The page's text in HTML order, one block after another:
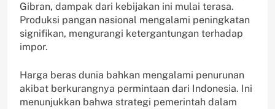
Gibran, dampak dari kebijakan ini mulai terasa.
Produksi pangan nasional mengalami peningkatan
signifikan, mengurangi ketergantungan terhadap
impor.
Harga beras dunia bahkan mengalami penurunan
akibat berkurangnya permintaan dari Indonesia. Ini
menunjukkan bahwa strategi pemerintah dalam